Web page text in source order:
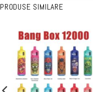
PRODUSE SIMILARE